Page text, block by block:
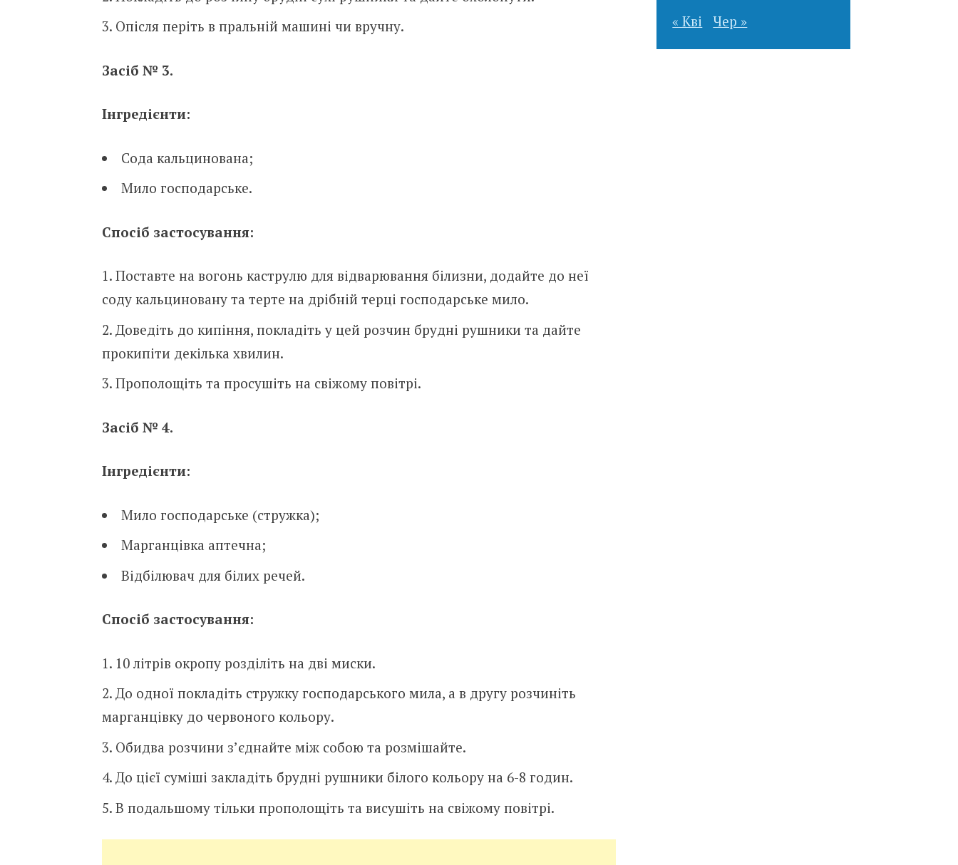
Опісля періть в пральній машині чи вручну.
Засіб № 3.
Інгредієнти:
Сода кальцинована;
Мило господарське.
Спосіб застосування:
Поставте на вогонь каструлю для відварювання білизни, додайте до неї
соду кальциновану та терте на дрібній терці господарське мило.
Доведіть до кипіння, покладіть у цей розчин брудні рушники та дайте
прокипіти декілька хвилин.
Прополощіть та просушіть на свіжому повітрі.
Засіб № 4.
Інгредієнти:
Мило господарське (стружка);
Марганцівка аптечна;
Відбілювач для білих речей.
Спосіб застосування:
10 літрів окропу розділіть на дві миски.
До одної покладіть стружку господарського мила, а в другу розчиніть
марганцівку до червоного кольору.
Обидва розчини з’єднайте між собою та розмішайте.
До цієї суміші закладіть брудні рушники білого кольору на 6-8 годин.
В подальшому тільки прополощіть та висушіть на свіжому повітрі.
« Кві Чер »